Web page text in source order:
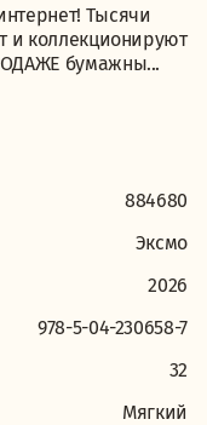
Тысячи
и коллекционируют
бумажны...
884680
Эксмо
2026
978-5-04-230658-7
32
Мягкий